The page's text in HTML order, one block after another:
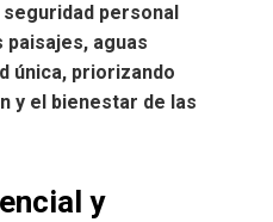
personal
paisajes, aguas
única, priorizando
y el bienestar de las
y